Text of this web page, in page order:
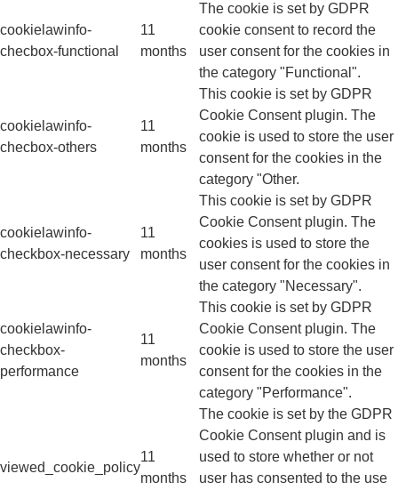
cookielawinfo-
checbox-functional
11
months
The cookie is set by GDPR
cookie consent to record the
user consent for the cookies in
the category "Functional".
cookielawinfo-
checbox-others
11
months
This cookie is set by GDPR
Cookie Consent plugin. The
cookie is used to store the user
consent for the cookies in the
category "Other.
cookielawinfo-
checkbox-necessary
11
months
This cookie is set by GDPR
Cookie Consent plugin. The
cookies is used to store the
user consent for the cookies in
the category "Necessary".
cookielawinfo-
checkbox-
performance
11
months
This cookie is set by GDPR
Cookie Consent plugin. The
cookie is used to store the user
consent for the cookies in the
category "Performance".
viewed_cookie_policy
11
months
The cookie is set by the GDPR
Cookie Consent plugin and is
used to store whether or not
user has consented to the use